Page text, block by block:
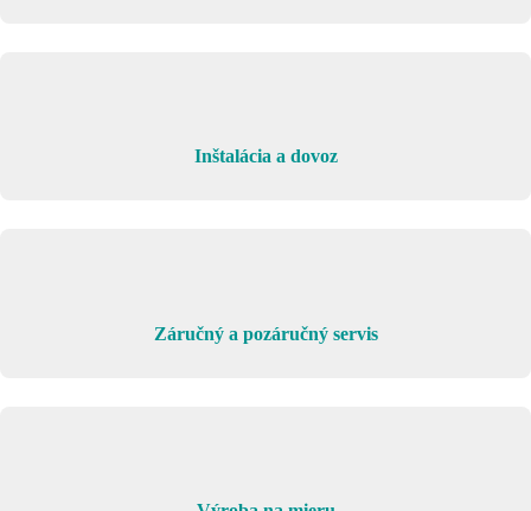
Inštalácia a dovoz
Záručný a pozáručný servis